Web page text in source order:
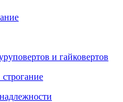
и гайковертов